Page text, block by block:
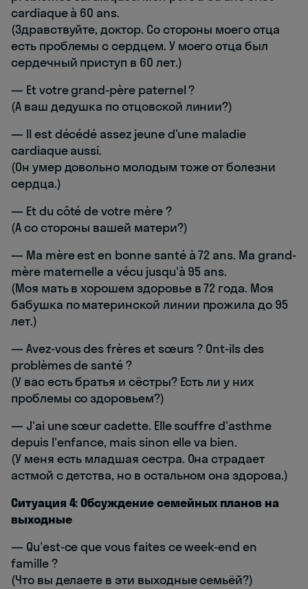
cardiaque à 60 ans.
(Здравствуйте, доктор. Со стороны моего отца
есть проблемы с сердцем. У моего отца был
сердечный приступ в 60 лет.)
— Et votre grand-père paternel ?
(А ваш дедушка по отцовской линии?)
— Il est décédé assez jeune d'une maladie
cardiaque aussi.
(Он умер довольно молодым тоже от болезни
сердца.)
— Et du côté de votre mère ?
(А со стороны вашей матери?)
— Ma mère est en bonne santé à 72 ans. Ma grand-
mère maternelle a vécu jusqu'à 95 ans.
(Моя мать в хорошем здоровье в 72 года. Моя
бабушка по материнской линии прожила до 95
лет.)
— Avez-vous des frères et sœurs ? Ont-ils des
problèmes de santé ?
(У вас есть братья и сёстры? Есть ли у них
проблемы со здоровьем?)
— J'ai une sœur cadette. Elle souffre d'asthme
depuis l'enfance, mais sinon elle va bien.
(У меня есть младшая сестра. Она страдает
астмой с детства, но в остальном она здорова.)
Ситуация 4: Обсуждение семейных планов на
выходные
— Qu'est-ce que vous faites ce week-end en
famille ?
(Что вы делаете в эти выходные семьёй?)